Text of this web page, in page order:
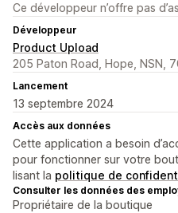
Ce développeur n’offre pas
Développeur
Product Upload
205 Paton Road, Hope, NSN,
Lancement
13 septembre 2024
Accès aux données
Cette application a besoin
pour fonctionner sur votre
lisant la politique de
Consulter les données des
Propriétaire de la boutique